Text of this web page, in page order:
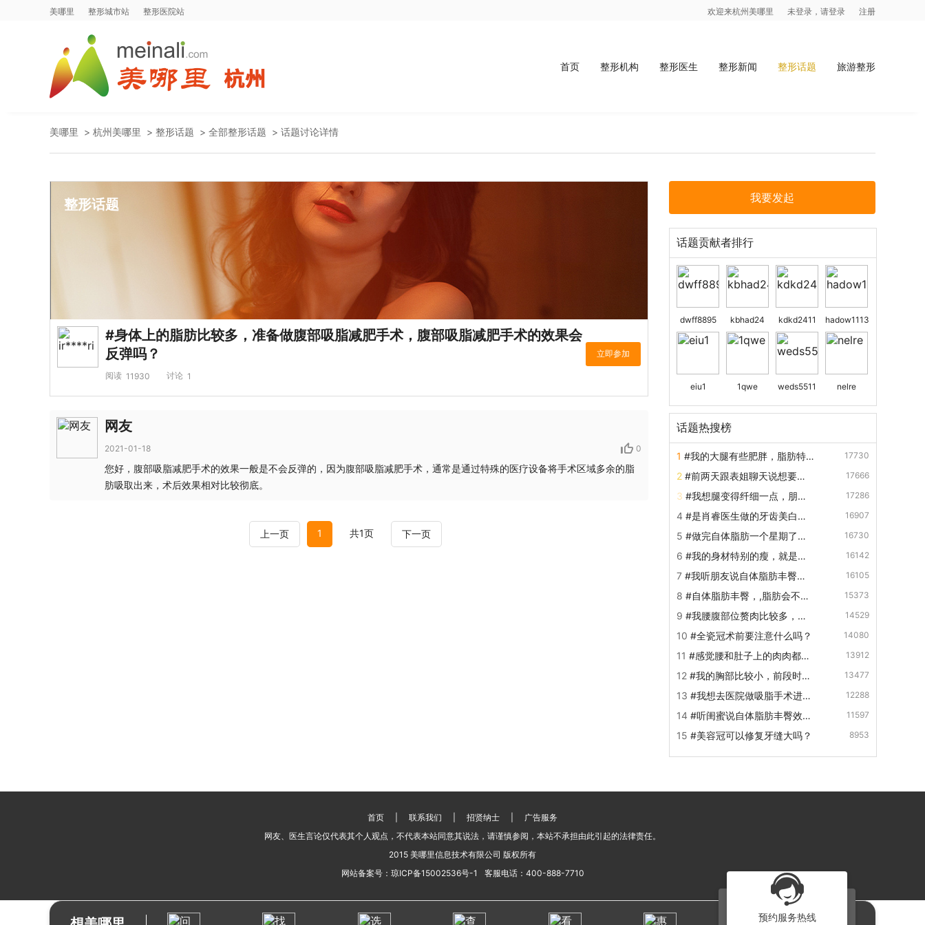
美哪里 整形城市站 整形医院站 欢迎来杭州美哪里 未登录，请登录 注册
首页 整形机构 整形医生 整形新闻 整形话题 旅游整形
美哪里 > 杭州美哪里 > 整形话题 > 全部整形话题 > 话题讨论详情
整形话题
#身体上的脂肪比较多，准备做腹部吸脂减肥手术，腹部吸脂减肥手术的效果会
反弹吗？
阅读 11930 讨论 1
网友
2021-01-18 0
您好，腹部吸脂减肥手术的效果一般是不会反弹的，因为腹部吸脂减肥手术，通常是通过特殊的医疗设备将手术区域多余的脂
肪吸取出来，术后效果相对比较彻底。
上一页 1 共1页 下一页
我要发起
话题贡献者排行
dwff8895 kbhad24 kdkd2411 hadow1113
eiu1 1qwe weds5511 nelre
话题热搜榜
1 #我的大腿有些肥胖，脂肪特
别多，想去做大腿吸脂手术瘦
腿，想了解一下大腿吸脂方法有
哪...
17730
2 #前两天跟表姐聊天说想要去
做自体脂肪丰臀手术，对此不太
了解，请问自体脂肪丰臀是什
么...
17666
3 #我想腿变得纤细一点，朋友
建议我去做手术，我想咨询一
下，大腿吸脂要恢复几天？
17286
4 #是肖睿医生做的牙齿美白修
复吗？
16907
5 #做完自体脂肪一个星期了，
脸还是比较肿胀的，要多久才能
看到比较好的效果？
16730
6 #我的身材特别的瘦，就是体
重比较轻，臀部几乎都没有肉，
特别难看，我想请问自体脂肪
丰...
16142
7 #我听朋友说自体脂肪丰臀手
术没有副作用，我也想做，但是
我担心做完后会不会反弹呢？
16105
8 #自体脂肪丰臀，,脂肪会不会
被身体再次吸收？吸收后什么时
候补做第二次？
15373
9 #我腰腹部位赘肉比较多，显
得腰粗肚子大，准备去做腰腹部
吸脂，腰腹部吸脂多久可以看
到...
14529
10 #全瓷冠术前要注意什么吗？ 14080
11 #感觉腰和肚子上的肉肉都比
较多，想咨询一下，做腰腹吸脂
多久能够恢复定型呢？
13912
12 #我的胸部比较小，前段时间
去做了自体脂肪隆胸手术，术后
胸部有比较多的硬快，我想咨
询...
13477
13 #我想去医院做吸脂手术进行
减肥，但是有个问题想了解一
下，请问吸脂手术之后皮肤会变
黑...
12288
14 #听闺蜜说自体脂肪丰臀效果
会特别的好。但是自己心里特别
的没底，想了解一下自体脂肪
丰...
11597
15 #美容冠可以修复牙缝大吗？ 8953
首页 联系我们 招贤纳士
广告服务
网友、医生言论仅代表其个人观点，不代表本站同意其说法，请谨慎参阅，本站不承担由此引起的法律责任。
2015 美哪里信息技术有限公司 版权所有
网站备案号： 琼ICP备15002536号-1 客服电话： 400-888-7710
预约服务热线